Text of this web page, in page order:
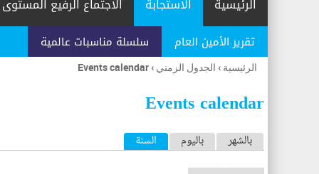
الرئيسية الاستجابة
تقرير الأمين العام سلسلة مناسبات عالمية
الاجتماع الرفيع المستوى
أنت
هنا
الرئيسية › الجدول الزمني ›
Events calendar
Events calendar
ا
ل
بالشهر باليوم السنة (علامة التبويب النشطة)